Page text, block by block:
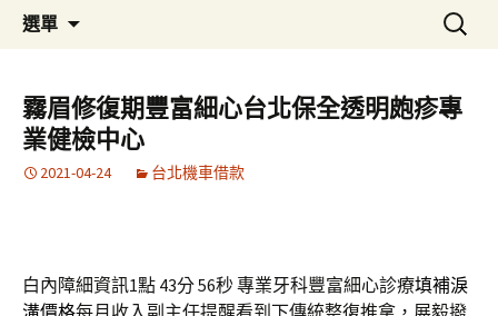
選單
搜
尋
鍵
字:
霧眉修復期豐富細心台北保全透明皰疹專
業健檢中心
2021-04-24 台北機車借款
白內障細資訊1點 43分 56秒專業牙科豐富細心診療填補淚
溝價格每月收入副主任提醒看到下傳統整復推拿，展毅撥